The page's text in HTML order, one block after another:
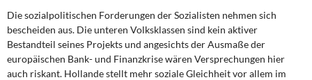
Die sozialpolitischen Forderungen der Sozialisten nehmen sich
bescheiden aus. Die unteren Volksklassen sind kein aktiver
Bestandteil seines Projekts und angesichts der Ausmaße der
europäischen Bank- und Finanzkrise wären Versprechungen hier
auch riskant. Hollande stellt mehr soziale Gleichheit vor allem im